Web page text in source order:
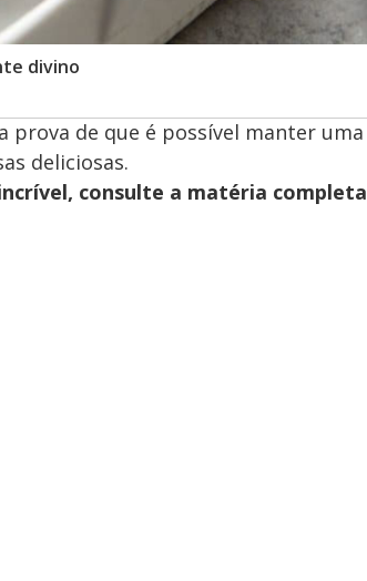
divino
prova de que é possível manter uma
deliciosas.
consulte a matéria completa